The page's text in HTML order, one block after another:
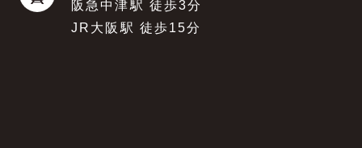
阪急中津駅 徒歩3分
JR大阪駅 徒歩15分